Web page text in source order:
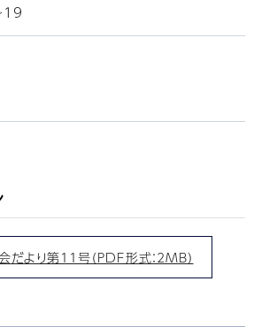
19
だより第11号（PDF形式：2MB）